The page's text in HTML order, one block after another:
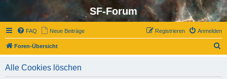
SF-Forum
FAQ Neue Beiträge Anmelden
Registrieren
Foren-Übersicht
Alle Cookies löschen